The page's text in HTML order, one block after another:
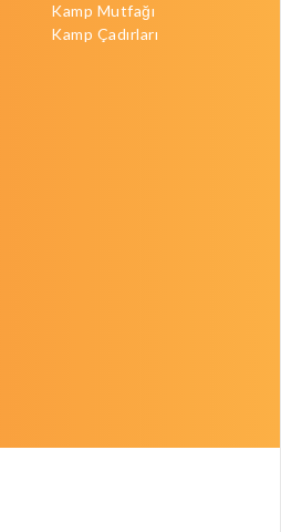
Kamp Mutfağı
Kamp Çadırları